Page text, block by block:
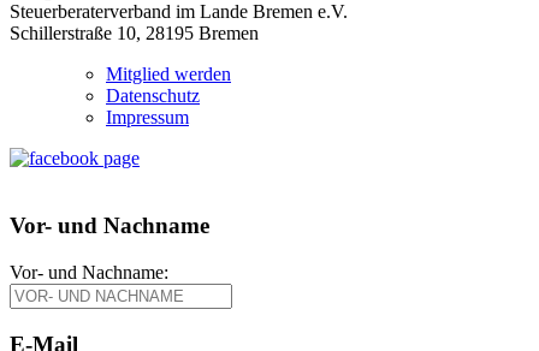
Steuerberaterverband im Lande Bremen e.V.
Schillerstraße 10, 28195 Bremen
Mitglied werden
Datenschutz
Impressum
Vor- und Nachname
Vor- und Nachname:
E-Mail